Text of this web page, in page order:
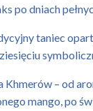
po dniach
taniec
Khmerów – od
mango, po